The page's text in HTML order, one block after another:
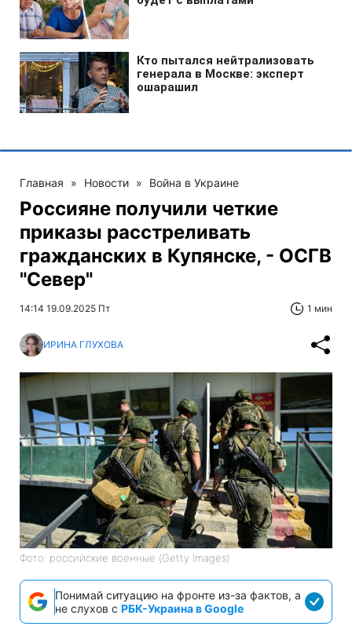
Главная » Новости » Война в Украине
Россияне получили четкие
приказы расстреливать
гражданских в Купянске, - ОСГВ
"Север"
14:14 19.09.2025 Пт 1 мин
ИРИНА ГЛУХОВА
Фото: российские военные (Getty Images)
Понимай ситуацию на фронте из-за фактов, а
не слухов с РБК-Украина в Google